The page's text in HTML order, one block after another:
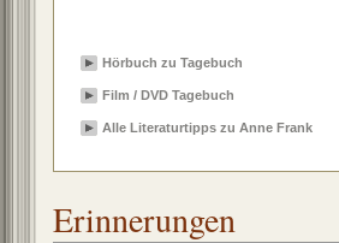
Hörbuch zu Tagebuch
Film / DVD Tagebuch
Alle Literaturtipps zu Anne Frank
Erinnerungen